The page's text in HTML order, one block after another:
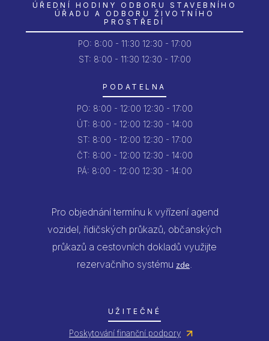
ÚŘEDNÍ HODINY ODBORU STAVEBNÍHO
ÚŘADU A ODBORU ŽIVOTNÍHO
PROSTŘEDÍ
PO: 8:00 - 11:30 12:30 - 17:00
ST: 8:00 - 11:30 12:30 - 17:00
PODATELNA
PO: 8:00 - 12:00 12:30 - 17:00
ÚT: 8:00 - 12:00 12:30 - 14:00
ST: 8:00 - 12:00 12:30 - 17:00
ČT: 8:00 - 12:00 12:30 - 14:00
PÁ: 8:00 - 12:00 12:30 - 14:00
Pro objednání termínu k vyřízení agend
vozidel, řidičských průkazů, občanských
průkazů a cestovních dokladů využijte
rezervačního systému zde.
UŽITEČNÉ
Poskytování finanční podpory